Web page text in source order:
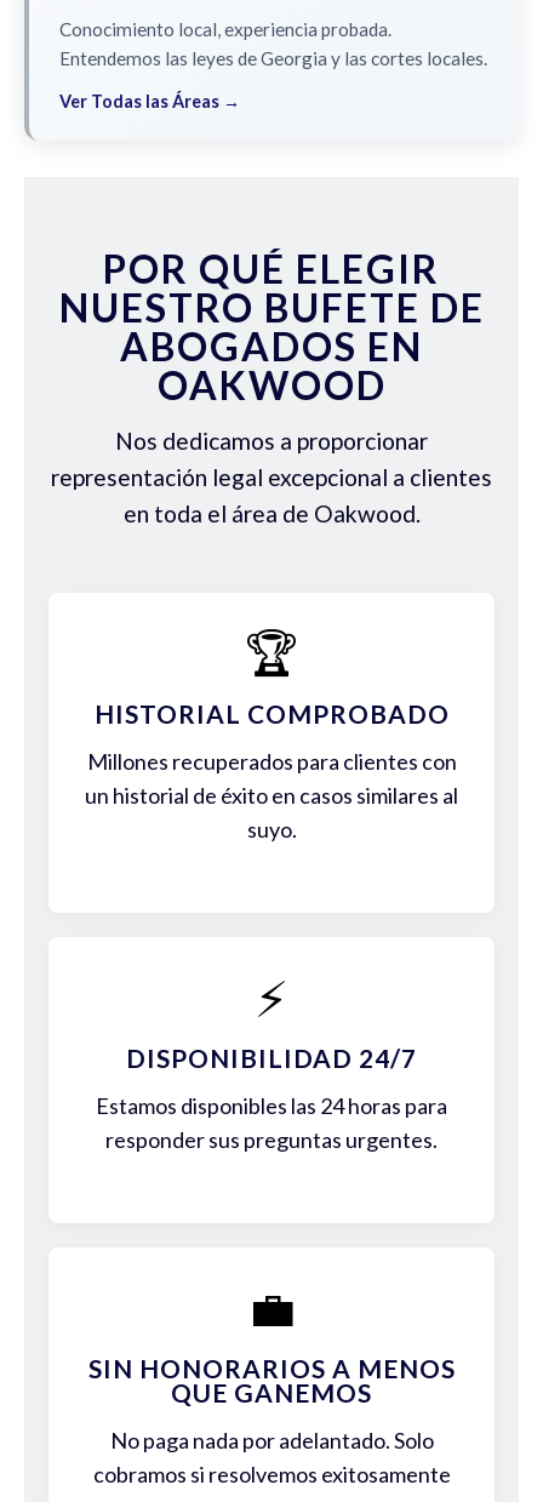
Conocimiento local, experiencia probada.
Entendemos las leyes de Georgia y las cortes locales.
Ver Todas las Áreas →
POR QUÉ ELEGIR
NUESTRO BUFETE DE
ABOGADOS EN
OAKWOOD
Nos dedicamos a proporcionar
representación legal excepcional a clientes
en toda el área de Oakwood.
🏆
HISTORIAL COMPROBADO
Millones recuperados para clientes con
un historial de éxito en casos similares al
suyo.
⚡
DISPONIBILIDAD 24/7
Estamos disponibles las 24 horas para
responder sus preguntas urgentes.
💼
SIN HONORARIOS A MENOS
QUE GANEMOS
No paga nada por adelantado. Solo
cobramos si resolvemos exitosamente